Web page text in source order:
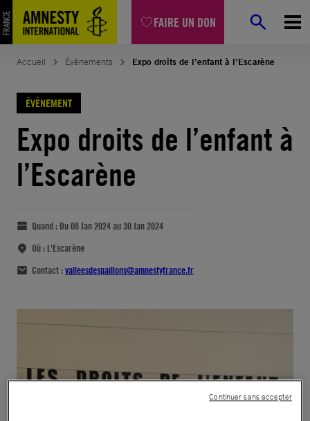
FAIRE UN DON
Accueil Évènements Expo droits de l’enfant à l’Escarène
ÉVÈNEMENT
Expo droits de l’enfant à
l’Escarène
Quand : Du 08 Jan 2024 au 30 Jan 2024
Où : L'Escarène
Contact :valleesdespaillons@amnestyfrance.fr
Continuer sans accepter